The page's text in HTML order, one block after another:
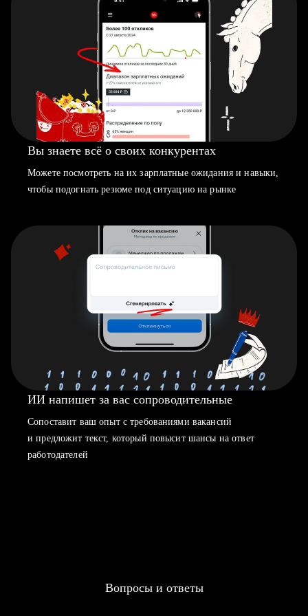
Вы знаете всё о своих конкурентах
Можете посмотреть на их зарплатные ожидания и навыки,
чтобы подогнать резюме под ситуацию на рынке
ИИ напишет за вас сопроводительные
Сопоставит ваш опыт с требованиями вакансий
и предложит текст, который повысит шансы на ответ
работодателей
Вопросы и ответы